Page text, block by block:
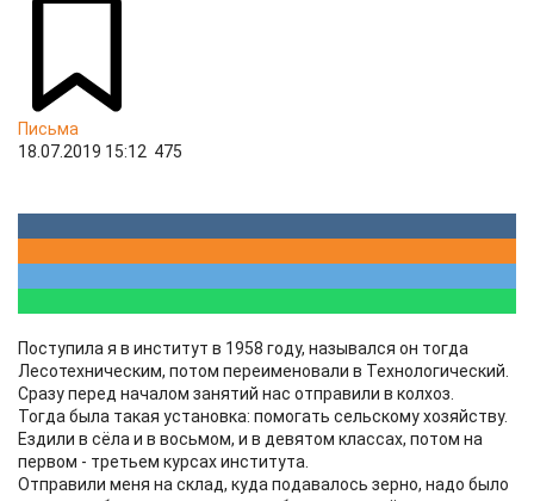
Письма
18.07.2019 15:12 475
Поступила я в институт в 1958 году, назывался он тогда
Лесотехническим, потом переименовали в Технологический.
Сразу перед началом занятий нас отправили в колхоз.
Тогда была такая установка: помогать сельскому хозяйству.
Ездили в сёла и в восьмом, и в девятом классах, потом на
первом - третьем курсах института.
Отправили меня на склад, куда подавалось зерно, надо было